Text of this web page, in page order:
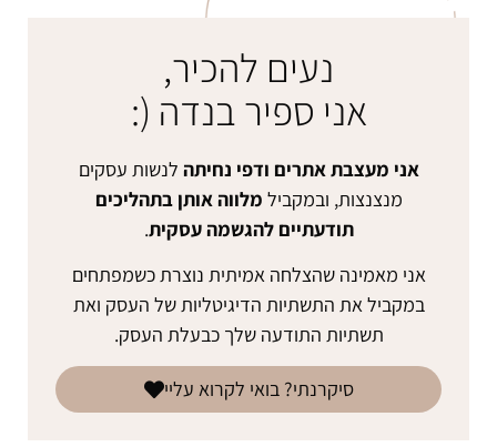
נעים להכיר,
אני ספיר בנדה (:
אני מעצבת אתרים ודפי נחיתה לנשות עסקים
מנצנצות, ובמקביל מלווה אותן בתהליכים
תודעתיים להגשמה עסקית.
אני מאמינה שהצלחה אמיתית נוצרת כשמפתחים
במקביל את התשתיות הדיגיטליות של העסק ואת
תשתיות התודעה שלך כבעלת העסק.
סיקרנתי? בואי לקרוא עליי